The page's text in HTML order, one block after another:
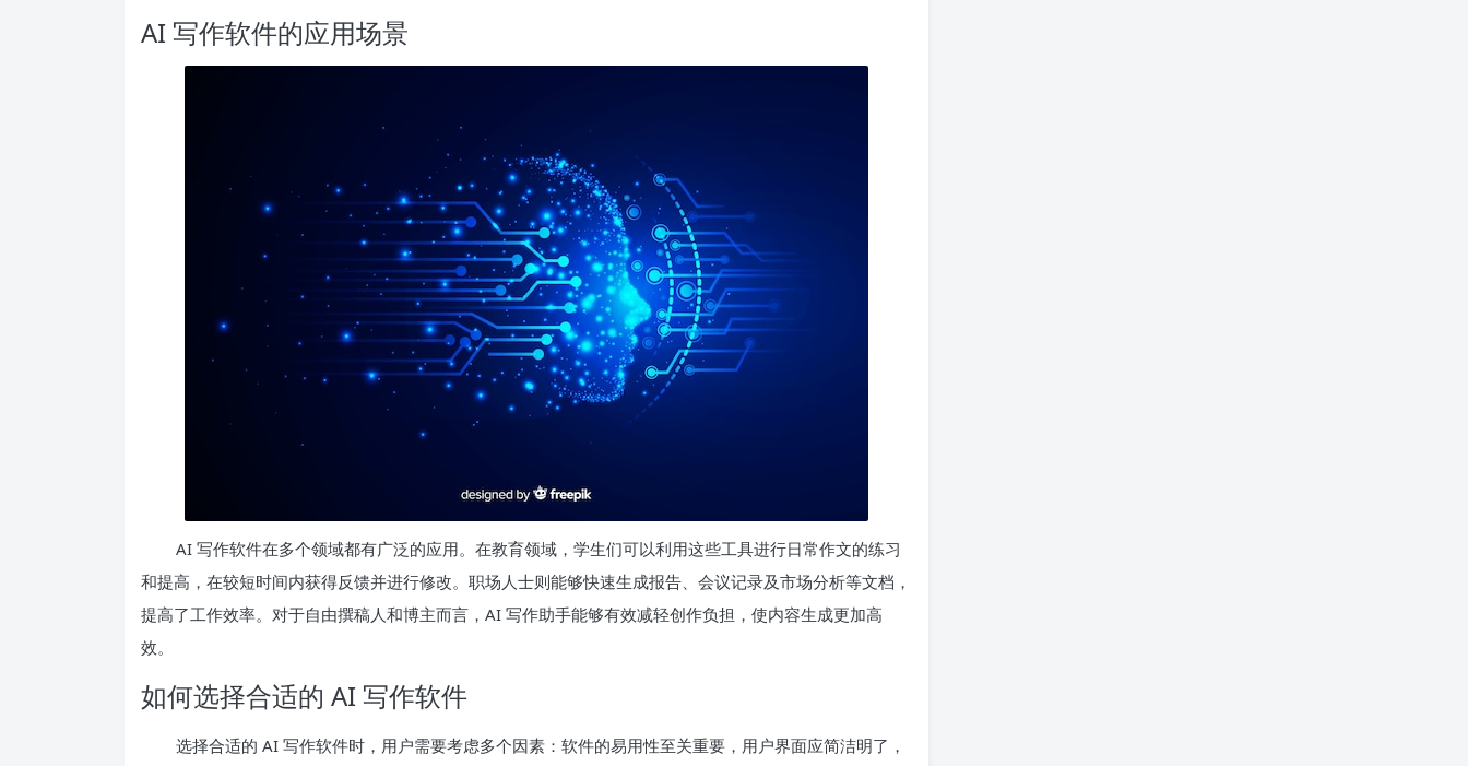
AI 写作软件的应用场景
AI 写作软件在多个领域都有广泛的应用。在教育领域，学生们可以利用这些工具进行日常作文的练习
和提高，在较短时间内获得反馈并进行修改。职场人士则能够快速生成报告、会议记录及市场分析等文档，
提高了工作效率。对于自由撰稿人和博主而言，AI 写作助手能够有效减轻创作负担，使内容生成更加高
效。
如何选择合适的 AI 写作软件
选择合适的 AI 写作软件时，用户需要考虑多个因素：软件的易用性至关重要，用户界面应简洁明了，